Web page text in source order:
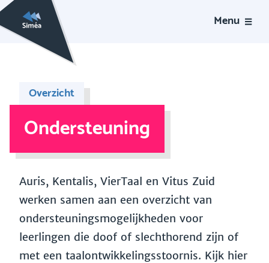
Menu
Overzicht
Ondersteuning
Auris, Kentalis, VierTaal en Vitus Zuid
werken samen aan een overzicht van
ondersteuningsmogelijkheden voor
leerlingen die doof of slechthorend zijn of
met een taalontwikkelingsstoornis. Kijk hier